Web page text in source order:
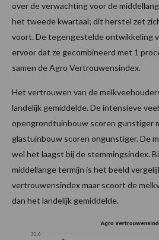
over de verwachting voor de
het tweede kwartaal; dit herstel zet
voort. De tegengestelde ontwikkeling
ervoor dat ze gecombineerd met 1
samen de Agro Vertrouwensindex.
Het vertrouwen van de
landelijk gemiddelde. De intensieve
opengrondtuinbouw scoren gunstiger
glastuinbouw scoren ongunstiger. De
wel het laagst bij de stemmingsindex.
middellange termijn is het beeld
vertrouwensindex maar scoort de
dan het landelijk gemiddelde.